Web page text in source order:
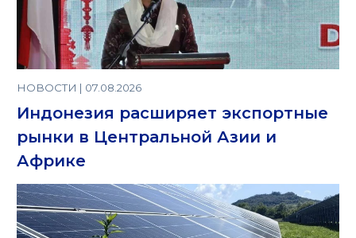
НОВОСТИ | 07.08.2026
Индонезия расширяет экспортные
рынки в Центральной Азии и
Африке